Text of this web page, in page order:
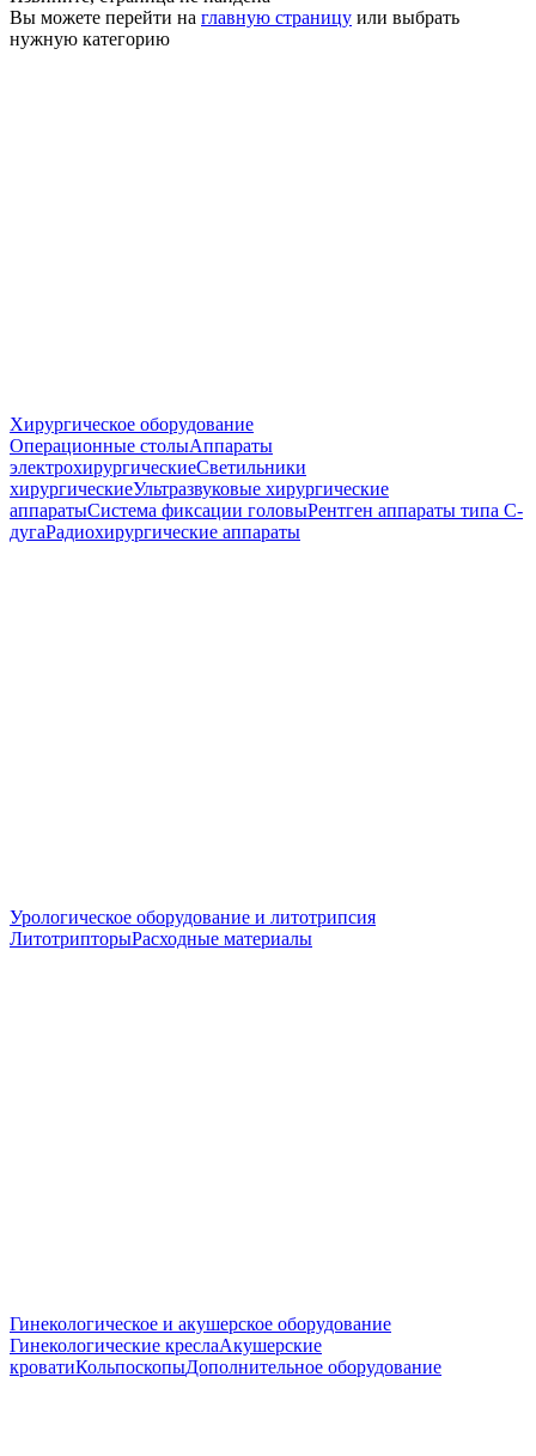
Вы можете перейти на главную страницу или выбрать
нужную категорию
Хирургическое оборудование
Операционные столыАппараты
электрохирургическиеСветильники
хирургическиеУльтразвуковые хирургические
аппаратыСистема фиксации головыРентген аппараты типа С-
дугаРадиохирургические аппараты
Урологическое оборудование и литотрипсия
ЛитотрипторыРасходные материалы
Гинекологическое и акушерское оборудование
Гинекологические креслаАкушерские
кроватиКольпоскопыДополнительное оборудование